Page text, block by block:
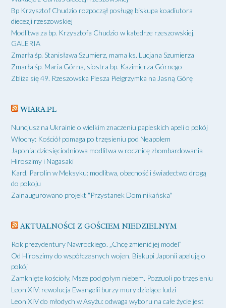
Bp Krzysztof Chudzio rozpoczął posługę biskupa koadiutora
diecezji rzeszowskiej
Modlitwa za bp. Krzysztofa Chudzio w katedrze rzeszowskiej.
GALERIA
Zmarła śp. Stanisława Szumierz, mama ks. Lucjana Szumierza
Zmarła śp. Maria Górna, siostra bp. Kazimierza Górnego
Zbliża się 49. Rzeszowska Piesza Pielgrzymka na Jasną Górę
WIARA.PL
Nuncjusz na Ukrainie o wielkim znaczeniu papieskich apeli o pokój
Włochy: Kościół pomaga po trzęsieniu pod Neapolem
Japonia: dziesięciodniowa modlitwa w rocznicę zbombardowania
Hiroszimy i Nagasaki
Kard. Parolin w Meksyku: modlitwa, obecność i świadectwo drogą
do pokoju
Zainaugurowano projekt "Przystanek Dominikańska"
AKTUALNOŚCI Z GOŚCIEM NIEDZIELNYM
Rok prezydentury Nawrockiego. „Chcę zmienić jej model”
Od Hiroszimy do współczesnych wojen. Biskupi Japonii apelują o
pokój
Zamknięte kościoły, Msze pod gołym niebem. Pozzuoli po trzęsieniu
Leon XIV: rewolucja Ewangelii burzy mury dzielące ludzi
Leon XIV do młodych w Asyżu: odwaga wyboru na całe życie jest